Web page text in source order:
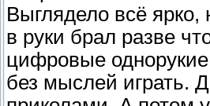
Выглядело всё
в руки брал разве
цифровые
без мыслей играть.